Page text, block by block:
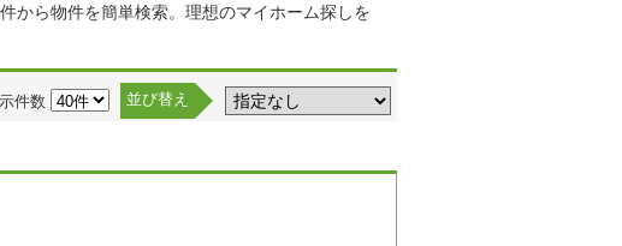
から物件を簡単検索。理想のマイホーム探しを
件数 並び替え